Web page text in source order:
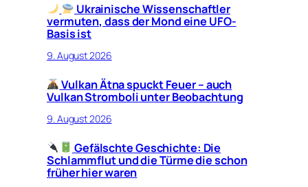
Ukrainische Wissenschaftler
vermuten, dass der Mond eine UFO-
Basis ist
9. August 2026
Vulkan Ätna spuckt Feuer – auch
Vulkan Stromboli unter Beobachtung
9. August 2026
Gefälschte Geschichte: Die
Schlammflut und die Türme die schon
früher hier waren